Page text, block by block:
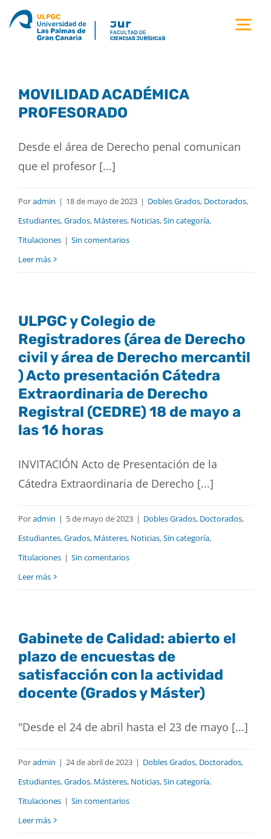
Saltar
titulaciones
estudiantes
movilidad
MOVILIDAD ACADÉMICA
PROFESORADO
Desde el área de Derecho penal comunican
que el profesor [...]
Poradmin | 18 de mayo de 2023 | Dobles Grados, Doctorados,
Estudiantes,Grados, Másteres, Noticias,Sin categoría,
Titulaciones | Sin comentarios
Leer más
ULPGC y Colegio de
Registradores (área de Derecho
civil y área de Derecho mercantil
) Acto presentación Cátedra
Extraordinaria de Derecho
Registral (CEDRE) 18 de mayo a
las 16 horas
INVITACIÓN Acto de Presentación de la
Cátedra Extraordinaria de Derecho [...]
Poradmin | 5 de mayo de 2023 | Dobles Grados, Doctorados,
Estudiantes,Grados, Másteres, Noticias,Sin categoría,
Titulaciones | Sin comentarios
Leer más
Gabinete de Calidad: abierto el
plazo de encuestas de
satisfacción con la actividad
docente (Grados y Máster)
"Desde el 24 de abril hasta el 23 de mayo [...]
Poradmin | 24 de abril de 2023 | Dobles Grados, Doctorados,
Estudiantes,Grados, Másteres, Noticias,Sin categoría,
Titulaciones | Sin comentarios
Leer más